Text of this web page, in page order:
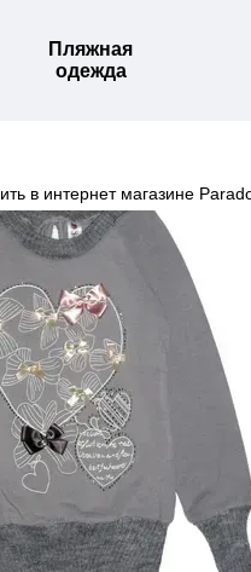
Пляжная
одежда